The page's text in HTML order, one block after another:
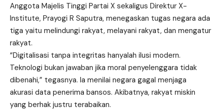
Anggota Majelis Tinggi Partai X sekaligus Direktur X-
Institute, Prayogi R Saputra, menegaskan tugas negara ada
tiga yaitu melindungi rakyat, melayani rakyat, dan mengatur
rakyat.
“Digitalisasi tanpa integritas hanyalah ilusi modern.
Teknologi bukan jawaban jika moral penyelenggara tidak
dibenahi,” tegasnya. Ia menilai negara gagal menjaga
akurasi data penerima bansos. Akibatnya, rakyat miskin
yang berhak justru terabaikan.